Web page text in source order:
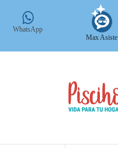
WhatsApp
Max Asiste